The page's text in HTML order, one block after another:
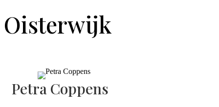
Oisterwijk
Petra Coppens